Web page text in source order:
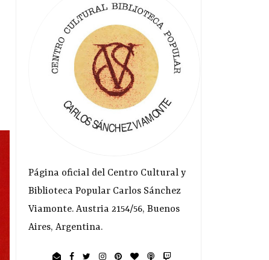
Página oficial del Centro Cultural y
Biblioteca Popular Carlos Sánchez
Viamonte. Austria 2154/56, Buenos
Aires, Argentina.